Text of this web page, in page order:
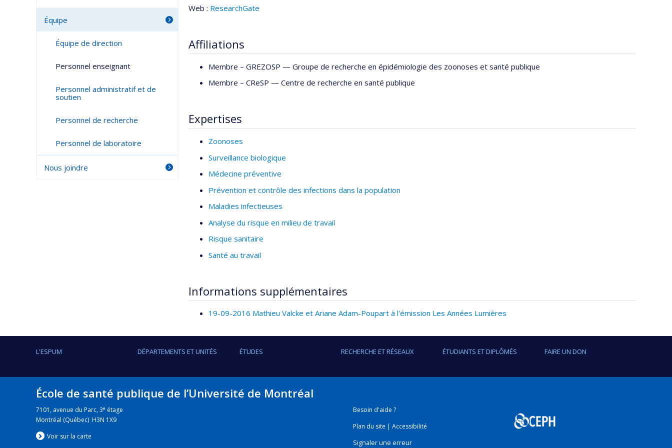
Web : ResearchGate
Affiliations
Membre – GREZOSP — Groupe de recherche en épidémiologie des zoonoses et santé publique
Membre – CReSP — Centre de recherche en santé publique
Expertises
Zoonoses
Surveillance biologique
Médecine préventive
Prévention et contrôle des infections dans la population
Maladies infectieuses
Analyse du risque en milieu de travail
Risque sanitaire
Santé au travail
Informations supplémentaires
19-09-2016 Mathieu Valcke et Ariane Adam-Poupart à l'émission Les Années Lumières
Équipe
Équipe de direction
Personnel enseignant
Personnel administratif et de
soutien
Personnel de recherche
Personnel de laboratoire
Nous joindre
L'ESPUM DÉPARTEMENTS ET UNITÉS ÉTUDES RECHERCHE ET RÉSEAUX ÉTUDIANTS ET DIPLÔMÉS FAIRE UN DON
École de santé publique de l’Université de Montréal
7101, avenue du Parc, 3e étage
Montréal (Québec) H3N 1X9
Voir sur la carte
Besoin d'aide ?
Plan du site |Accessibilité
Signaler une erreur